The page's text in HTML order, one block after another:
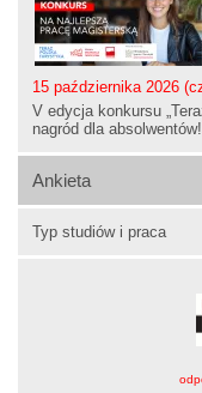
15 października 2026
V edycja konkursu
nagród dla absolwentów!
Ankieta
Typ studiów i praca